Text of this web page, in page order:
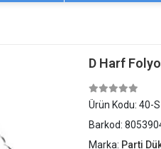
D Harf
Ürün Kodu: 40-
Barkod:
Marka: Parti